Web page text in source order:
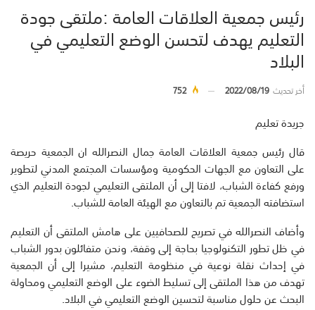
رئيس جمعية العلاقات العامة :ملتقى جودة
التعليم يهدف لتحسن الوضع التعليمي في
البلاد
أخر تحديث2022/08/19
752
جريدة تعليم
قال رئيس جمعية العلاقات العامة جمال النصرالله ان الجمعية حريصة
على التعاون مع الجهات الحكومية ومؤسسات المجتمع المدني لتطوير
ورفع كفاءة الشباب، لافتا إلى أن الملتقى التعليمي لجودة التعليم الذي
استضافته الجمعية تم بالتعاون مع الهيئة العامة للشباب.
وأضاف النصرالله في تصريح للصحافيين على هامش الملتقى أن التعليم
في ظل تطور التكنولوجيا بحاجة إلى وقفة، ونحن متفائلون بدور الشباب
في إحداث نقلة نوعية في منظومة التعليم، مشيرا إلى أن الجمعية
تهدف من هذا الملتقى إلى تسليط الضوء على الوضع التعليمي ومحاولة
البحث عن حلول مناسبة لتحسين الوضع التعليمي في البلاد.